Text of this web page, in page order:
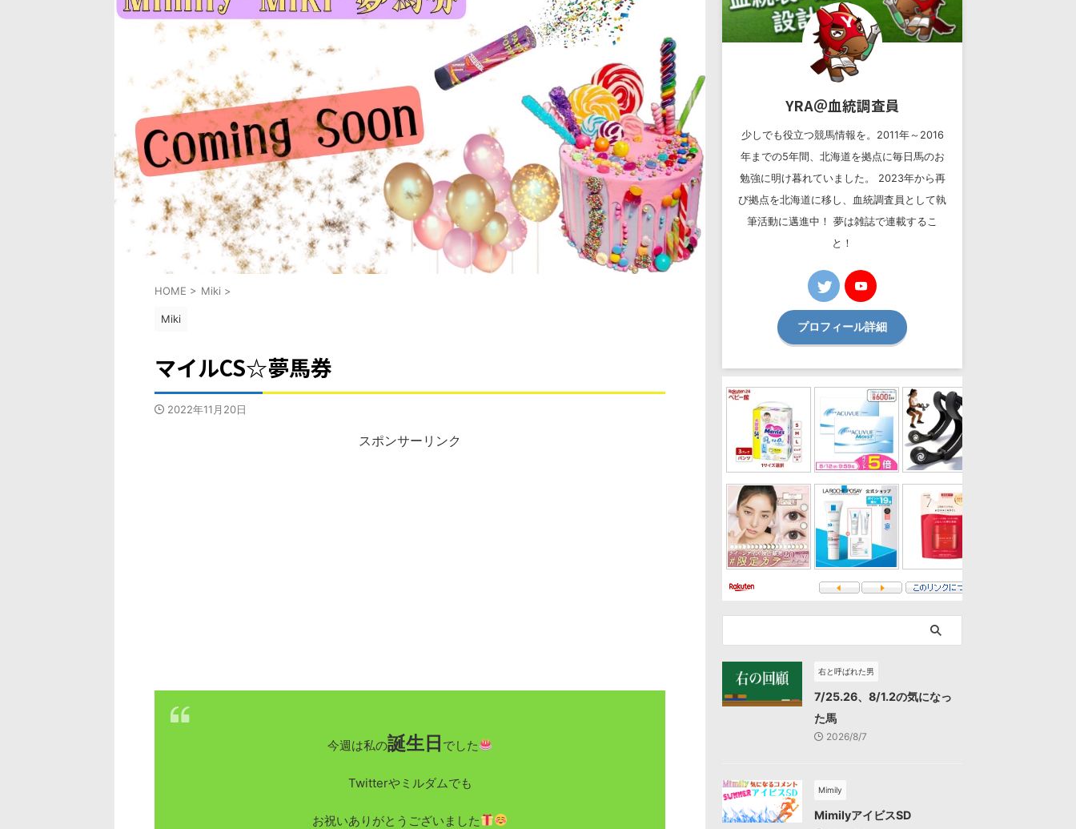
HOME > Miki >
Miki
マイルCS☆夢馬券
2022年11月20日
スポンサーリンク
今週は私の誕生日 でした
Twitterやミルダムでも
お祝いありがとうございました
YRA＠血統調査員
少しでも役立つ競馬情報を。2011年～2016
年までの5年間、北海道を拠点に毎日馬のお
勉強に明け暮れていました。 2023年から再
び拠点を北海道に移し、血統調査員として執
筆活動に邁進中！ 夢は雑誌で連載するこ
と！
プロフィール詳細
右と呼ばれた男
7/25.26、8/1.2の気になっ
た馬
2026/8/7
Mimily
MimilyアイビスSD